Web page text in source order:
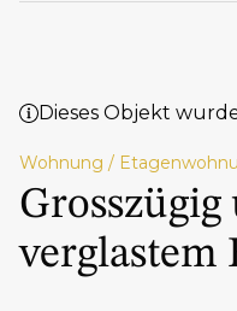
Dieses Objekt
Wohnung /
verglastem